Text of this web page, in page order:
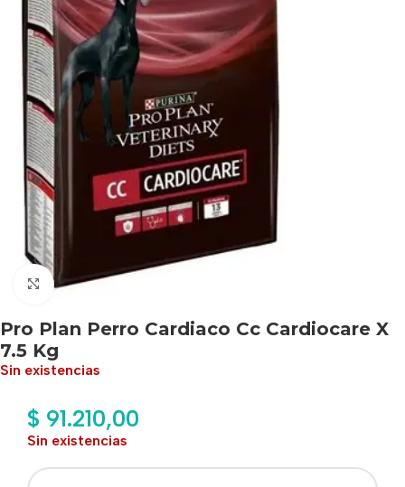
Haga clic para ampliar
Pro Plan Perro Cardiaco Cc Cardiocare X
7.5 Kg
Sin existencias
$ 91.210,00
Sin existencias